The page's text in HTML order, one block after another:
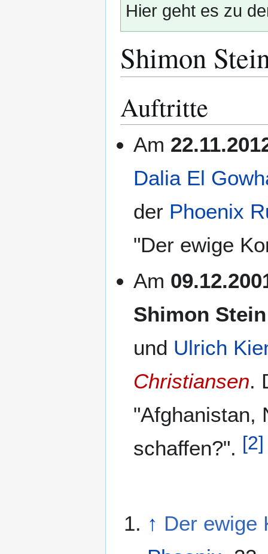
Hier geht es zu
Shimon
Navigation
Suche
Auftritte
Am
Dalia El
der Phoenix
"Der ewige
Am
Shimon Stein
und Ulrich
Christiansen.
"Afghanistan,
schaffen?". [2]
↑ Der ewige